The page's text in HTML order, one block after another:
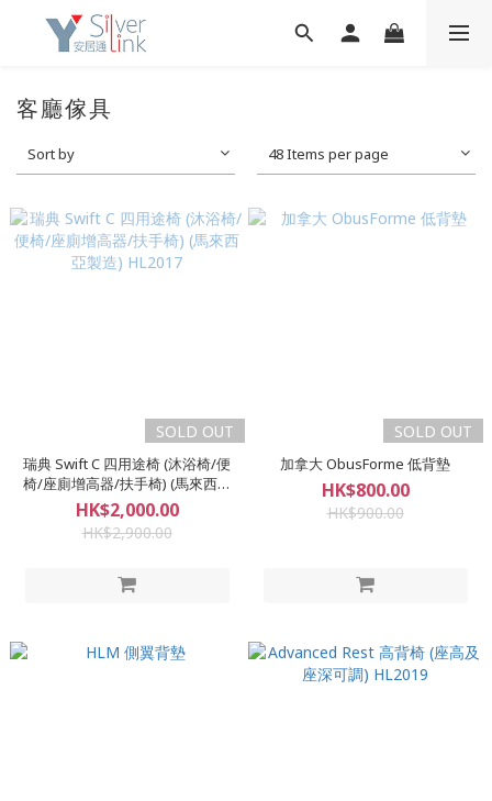
客廳傢具
Sort by 48 Items per page
SOLD OUT
瑞典 Swift C 四用途椅 (沐浴椅/便
椅/座廁增高器/扶手椅) (馬來西亞
製造) HL2017
HK$2,000.00
HK$2,900.00
SOLD OUT
加拿大 ObusForme 低背墊
HK$800.00
HK$900.00